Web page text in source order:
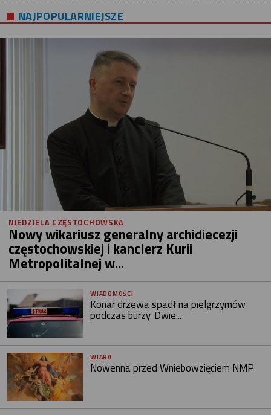
NAJPOPULARNIEJSZE
NIEDZIELA CZĘSTOCHOWSKA
Nowy wikariusz generalny archidiecezji
częstochowskiej i kanclerz Kurii
Metropolitalnej w...
WIADOMOŚCI
Konar drzewa spadł na pielgrzymów
podczas burzy. Dwie...
WIARA
Nowenna przed Wniebowzięciem NMP